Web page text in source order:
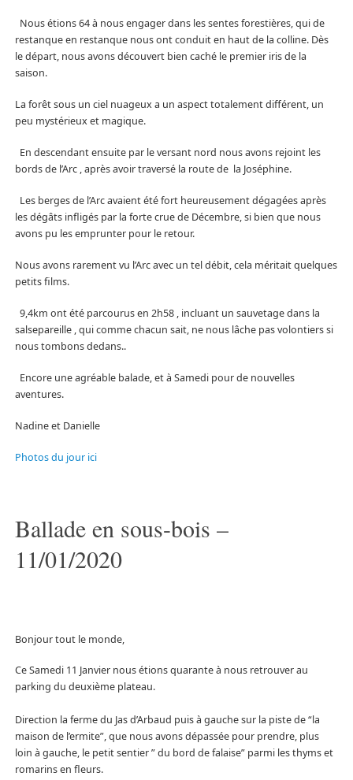
Nous étions 64 à nous engager dans les sentes forestières, qui de
restanque en restanque nous ont conduit en haut de la colline. Dès
le départ, nous avons découvert bien caché le premier iris de la
saison.
La forêt sous un ciel nuageux a un aspect totalement différent, un
peu mystérieux et magique.
En descendant ensuite par le versant nord nous avons rejoint les
bords de l’Arc , après avoir traversé la route de la Joséphine.
Les berges de l’Arc avaient été fort heureusement dégagées après
les dégâts infligés par la forte crue de Décembre, si bien que nous
avons pu les emprunter pour le retour.
Nous avons rarement vu l’Arc avec un tel débit, cela méritait quelques
petits films.
9,4km ont été parcourus en 2h58 , incluant un sauvetage dans la
salsepareille , qui comme chacun sait, ne nous lâche pas volontiers si
nous tombons dedans..
Encore une agréable balade, et à Samedi pour de nouvelles
aventures.
Nadine et Danielle
Photos du jour ici
Ballade en sous-bois –
11/01/2020
Bonjour tout le monde,
Ce Samedi 11 Janvier nous étions quarante à nous retrouver au
parking du deuxième plateau.
Direction la ferme du Jas d’Arbaud puis à gauche sur la piste de “la
maison de l’ermite”, que nous avons dépassée pour prendre, plus
loin à gauche, le petit sentier ” du bord de falaise” parmi les thyms et
romarins en fleurs.